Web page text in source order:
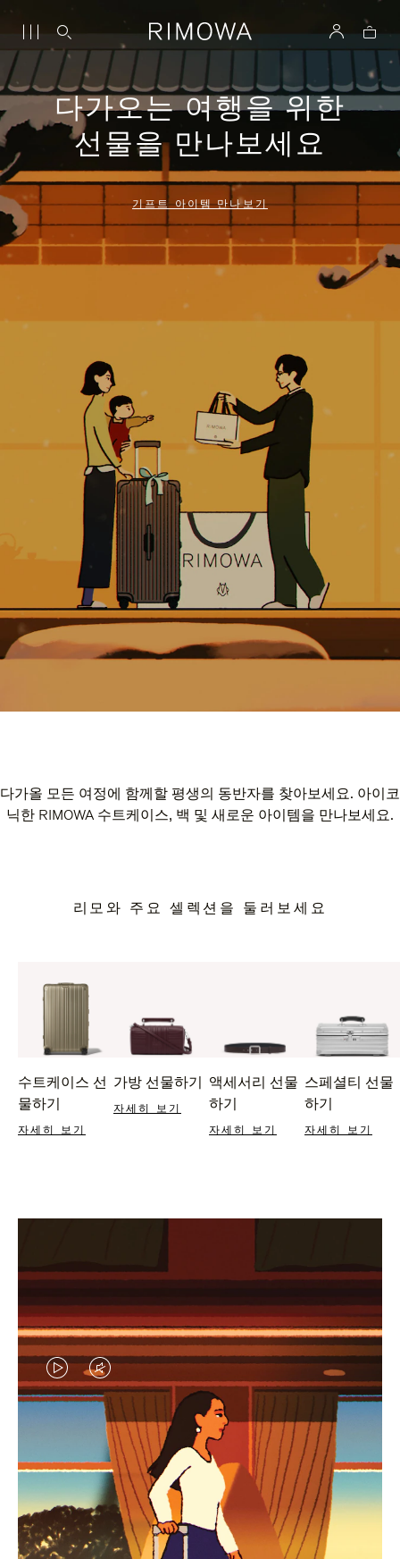
다가오는 여행을 위한
선물을 만나보세요
기프트 아이템 만나보기
다가올 모든 여정에 함께할 평생의 동반자를 찾아보세요. 아이코
닉한 RIMOWA 수트케이스, 백 및 새로운 아이템을 만나보세요.
리모와 주요 셀렉션을 둘러보세요
수트케이스 선
물하기
자세히 보기
가방 선물하기
자세히 보기
액세서리 선물
하기
자세히 보기
스페셜티 선물
하기
자세히 보기
VIDEO
IS
PLAYED,
PLEASE
PRESS
TO
VIDEO
IS
MUTED,
PLEASE
PRESS
TO
엄선된 기프트 셀렉션
모든 여정의 완벽한 동반자 찾
기